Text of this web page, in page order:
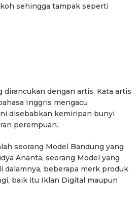
sehingga tampak seperti
dengan artis. Kata artis
Inggris mengacu
disebabkan kemiripan bunyi
perempuan.
seorang Model Bandung yang
Ananta, seorang Model yang
dalamnya, beberapa merk produk
baik itu Iklan Digital maupun